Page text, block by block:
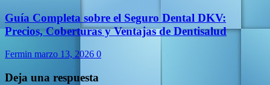
Guía Completa sobre el Seguro Dental DKV:
Precios, Coberturas y Ventajas de Dentisalud
Fermin marzo 13, 2026 0
Deja una respuesta